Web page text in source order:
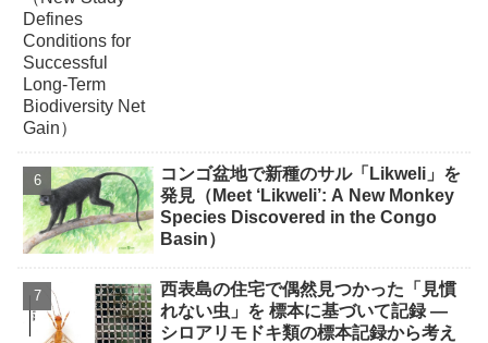
コンゴ盆地で新種のサル「Likweli」を
発見（Meet ‘Likweli’: A New Monkey
Species Discovered in the Congo
Basin）
西表島の住宅で偶然見つかった「見慣
れない虫」を 標本に基づいて記録 ―
シロアリモドキ類の標本記録から考え